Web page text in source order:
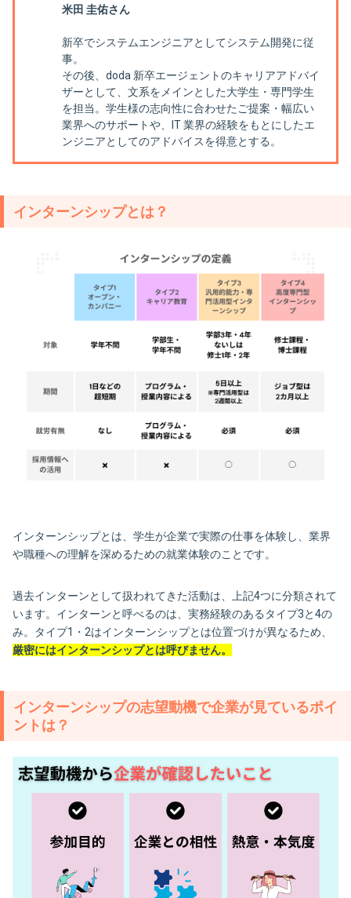
米田 圭佑さん
新卒でシステムエンジニアとしてシステム開発に従
事。
その後、doda 新卒エージェントのキャリアアドバイ
ザーとして、文系をメインとした大学生・専門学生
を担当。学生様の志向性に合わせたご提案・幅広い
業界へのサポートや、IT 業界の経験をもとにしたエ
ンジニアとしてのアドバイスを得意とする。
インターンシップとは？
インターンシップとは、学生が企業で実際の仕事を体験し、業界
や職種への理解を深めるための就業体験のことです。
過去インターンとして扱われてきた活動は、上記4つに分類されて
います。インターンと呼べるのは、実務経験のあるタイプ3と4の
み。タイプ1・2はインターンシップとは位置づけが異なるため、
厳密にはインターンシップとは呼びません。
インターンシップの志望動機で企業が見ているポイ
ントは？